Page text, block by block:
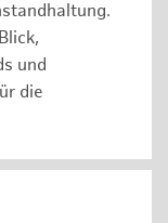
und
die